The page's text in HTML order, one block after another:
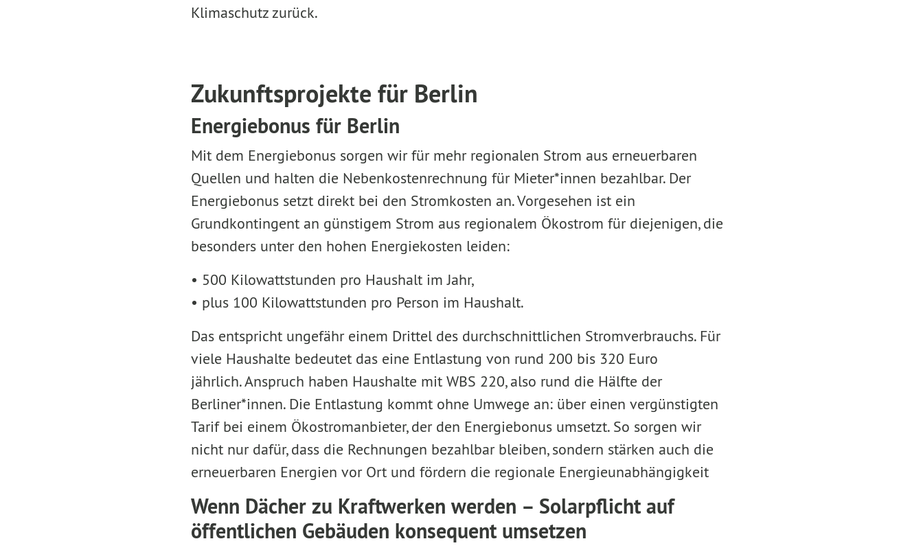
Klimaschutz zurück.
Zukunftsprojekte für Berlin
Energiebonus für Berlin
Mit dem Energiebonus sorgen wir für mehr regionalen Strom aus erneuerbaren
Quellen und halten die Nebenkostenrechnung für Mieter*innen bezahlbar. Der
Energiebonus setzt direkt bei den Stromkosten an. Vorgesehen ist ein
Grundkontingent an günstigem Strom aus regionalem Ökostrom für diejenigen, die
besonders unter den hohen Energiekosten leiden:
• 500 Kilowattstunden pro Haushalt im Jahr,
• plus 100 Kilowattstunden pro Person im Haushalt.
Das entspricht ungefähr einem Drittel des durchschnittlichen Stromverbrauchs. Für
viele Haushalte bedeutet das eine Entlastung von rund 200 bis 320 Euro
jährlich. Anspruch haben Haushalte mit WBS 220, also rund die Hälfte der
Berliner*innen. Die Entlastung kommt ohne Umwege an: über einen vergünstigten
Tarif bei einem Ökostromanbieter, der den Energiebonus umsetzt. So sorgen wir
nicht nur dafür, dass die Rechnungen bezahlbar bleiben, sondern stärken auch die
erneuerbaren Energien vor Ort und fördern die regionale Energieunabhängigkeit
Wenn Dächer zu Kraftwerken werden – Solarpflicht auf
öffentlichen Gebäuden konsequent umsetzen